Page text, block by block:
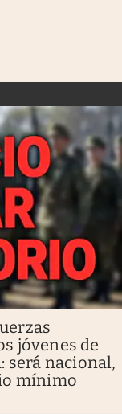
jóvenes de
será nacional,
mínimo